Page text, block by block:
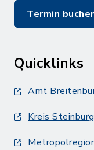
Termin
Quicklinks
Amt
Kreis Steinburg